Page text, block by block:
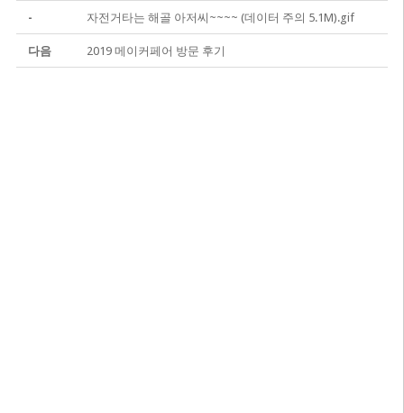
- 자전거타는 해골 아저씨~~~~ (데이터 주의 5.1M).gif
다음 2019 메이커페어 방문 후기